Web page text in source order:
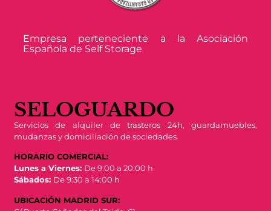
Empresa perteneciente a la Asociación
Española de Self Storage
SELOGUARDO
Servicios de alquiler de trasteros 24h, guardamuebles,
mudanzas y domiciliación de sociedades.
HORARIO COMERCIAL:
Lunes a Viernes: De 9:00 a 20:00 h
Sábados: De 9:30 a 14:00 h
UBICACIÓN MADRID SUR: